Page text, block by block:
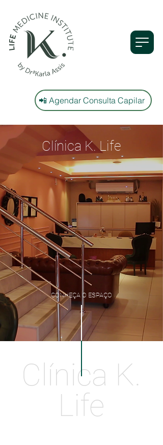
📲 Agendar Consulta Capilar
Clínica K. Life
CONHEÇA O ESPAÇO
Clínica K.
Life